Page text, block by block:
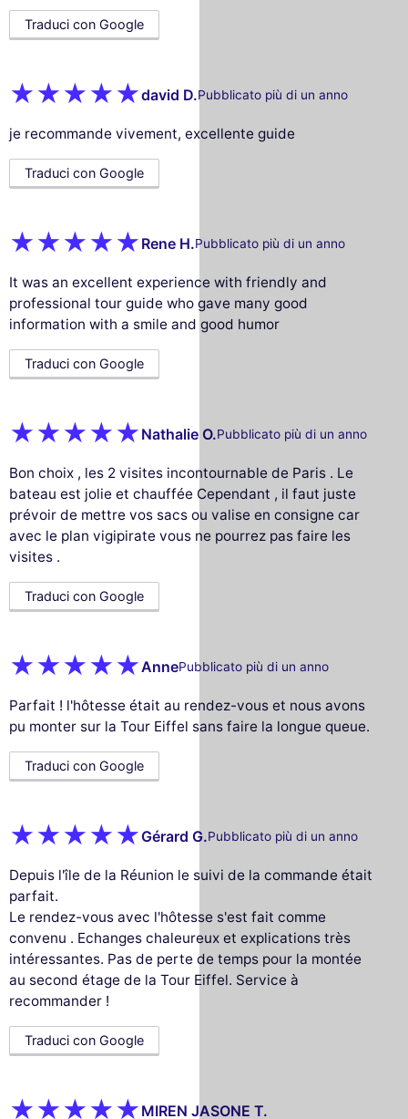
Traduci con Google
david D.Pubblicato più di un anno
je recommande vivement, excellente guide
Traduci con Google
Rene H.Pubblicato più di un anno
It was an excellent experience with friendly and
professional tour guide who gave many good
information with a smile and good humor
Traduci con Google
Nathalie O.Pubblicato più di un anno
Bon choix , les 2 visites incontournable de Paris . Le
bateau est jolie et chauffée Cependant , il faut juste
prévoir de mettre vos sacs ou valise en consigne car
avec le plan vigipirate vous ne pourrez pas faire les
visites .
Traduci con Google
AnnePubblicato più di un anno
Parfait ! l'hôtesse était au rendez-vous et nous avons
pu monter sur la Tour Eiffel sans faire la longue queue.
Traduci con Google
Gérard G.Pubblicato più di un anno
Depuis l'île de la Réunion le suivi de la commande était
parfait.
Le rendez-vous avec l'hôtesse s'est fait comme
convenu . Echanges chaleureux et explications très
intéressantes. Pas de perte de temps pour la montée
au second étage de la Tour Eiffel. Service à
recommander !
Traduci con Google
MIREN JASONE T.